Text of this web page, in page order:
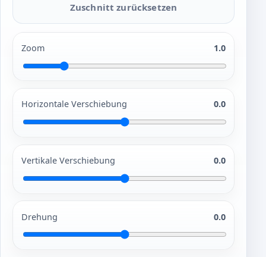
Zuschnitt zurücksetzen
Zoom 1.0
Horizontale Verschiebung 0.0
Vertikale Verschiebung 0.0
Drehung 0.0